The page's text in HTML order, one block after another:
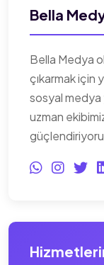
Bella
Bella Medya
çıkarmak için
sosyal medya
uzman